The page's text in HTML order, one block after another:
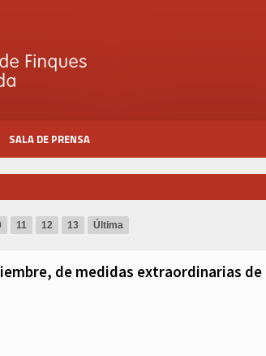
SALA DE PRENSA
11 12 13 Última
de medidas extraordinarias